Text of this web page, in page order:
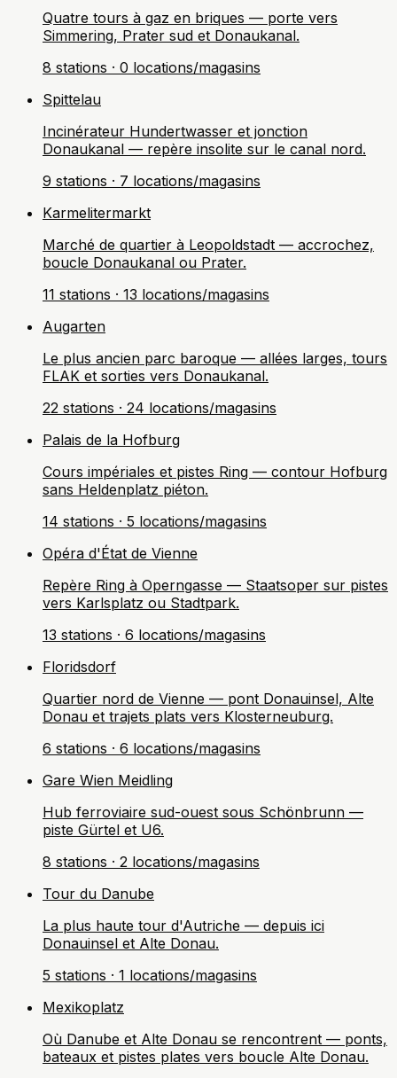
Quatre tours à gaz en briques — porte vers
Simmering, Prater sud et Donaukanal.
8 stations · 0 locations/magasins
Spittelau
Incinérateur Hundertwasser et jonction
Donaukanal — repère insolite sur le canal nord.
9 stations · 7 locations/magasins
Karmelitermarkt
Marché de quartier à Leopoldstadt — accrochez,
boucle Donaukanal ou Prater.
11 stations · 13 locations/magasins
Augarten
Le plus ancien parc baroque — allées larges, tours
FLAK et sorties vers Donaukanal.
22 stations · 24 locations/magasins
Palais de la Hofburg
Cours impériales et pistes Ring — contour Hofburg
sans Heldenplatz piéton.
14 stations · 5 locations/magasins
Opéra d'État de Vienne
Repère Ring à Operngasse — Staatsoper sur pistes
vers Karlsplatz ou Stadtpark.
13 stations · 6 locations/magasins
Floridsdorf
Quartier nord de Vienne — pont Donauinsel, Alte
Donau et trajets plats vers Klosterneuburg.
6 stations · 6 locations/magasins
Gare Wien Meidling
Hub ferroviaire sud-ouest sous Schönbrunn —
piste Gürtel et U6.
8 stations · 2 locations/magasins
Tour du Danube
La plus haute tour d'Autriche — depuis ici
Donauinsel et Alte Donau.
5 stations · 1 locations/magasins
Mexikoplatz
Où Danube et Alte Donau se rencontrent — ponts,
bateaux et pistes plates vers boucle Alte Donau.